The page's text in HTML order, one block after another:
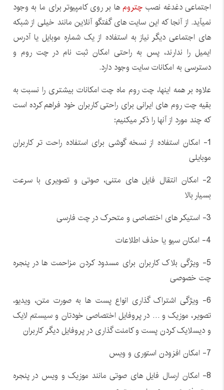
اجتماعی دغدغه نصب چتروم ها بر روی کامپیوتر برای ما به وجود
نمیآید. از آنجا که این سایت های گفتگو آنلاین مانند خیلی از شبکه
های اجتماعی دیگر نیاز به استفاده از یک شماره موبایل یا آدرس
ایمیل را ندارند، پس به راحتی امکان ثبت نام در چت روم و
دسترسی به امکانات سایت وجود دارد.
علاوه بر همه اینها، چت روم ماه چت امکانات بیشتری را نسبت به
بقیه چت روم های ایرانی برای راحتی کاربران خود فراهم کرده است
که چند مورد از آنها را ذکر میکنیم:
1- امکان استفاده از نسخه گوشی برای استفاده راحت تر کاربران
موبایلی
2- امکان انتقال فایل های متنی، صوتی و تصویری با سرعت
بسیار بالا
3- استیکر های اختصاصی و متحرک در چت فارسی
4- امکان سیو یا حذف اطلاعات
5- ویژگی بلاک کاربران برای مسدود کردن مزاحمت ها در پنجره
چت خصوصی
6- ویژگی اشتراک گذاری انواع پست ها به صورت متن، ویدیو،
تصویر، موزیک و … در پروفایل اختصاصی خودتان و سیستم لایک
و دیسلایک کردن پست و کامنت گذاری در پروفایل دیگر کاربران
7- امکان افزودن استوری و ویس
8- امکان ارسال فایل های صوتی مانند موزیک و ویس در پنجره